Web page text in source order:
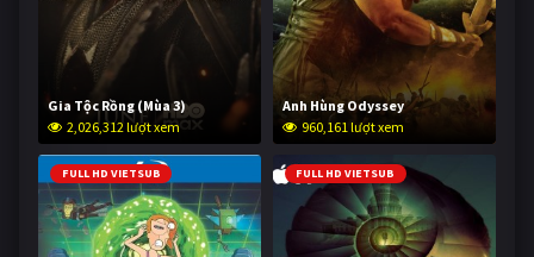
Gia Tộc Rồng (Mùa 3)
2,026,312 lượt xem
Anh Hùng Odyssey
960,161 lượt xem
FULL HD VIETSUB FULL HD VIETSUB